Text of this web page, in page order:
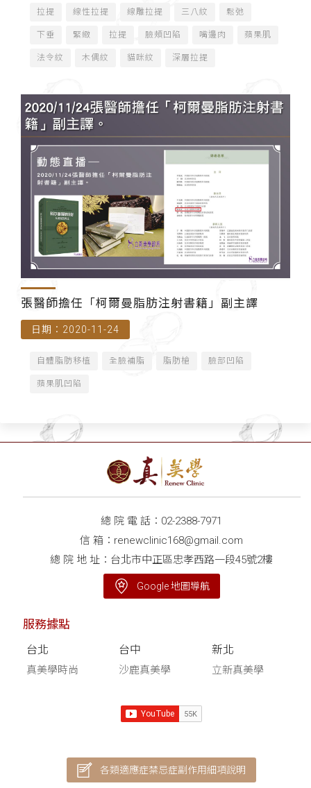
拉提 線性拉提 線雕拉提 三八紋 鬆弛
下垂 緊緻 拉提 臉頰凹陷 嘴邊肉 蘋果肌
法令紋 木偶紋 貓咪紋 深層拉提
張醫師擔任「柯爾曼脂肪注射書籍」副主譯
日期：2020-11-24
自體脂肪移植 全臉補脂 脂肪槍 臉部凹陷
蘋果肌凹陷
總 院 電 話： 02-2388-7971
信 箱： renewclinic168@gmail.com
總 院 地 址：台北市中正區忠孝西路一段45號2樓
Google 地圖導航
服務據點
台北
真美學時尚
台中
沙鹿真美學
新北
立新真美學
各類適應症禁忌症副作用細項說明